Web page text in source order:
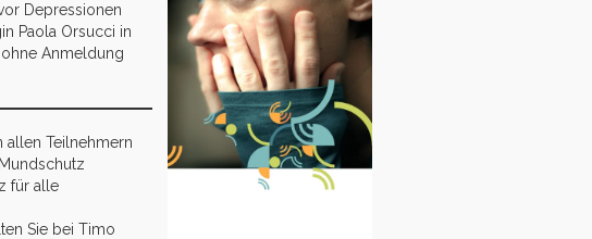
Depressionen
Paola Orsucci in
Anmeldung
allen Teilnehmern
für alle
Sie bei Timo